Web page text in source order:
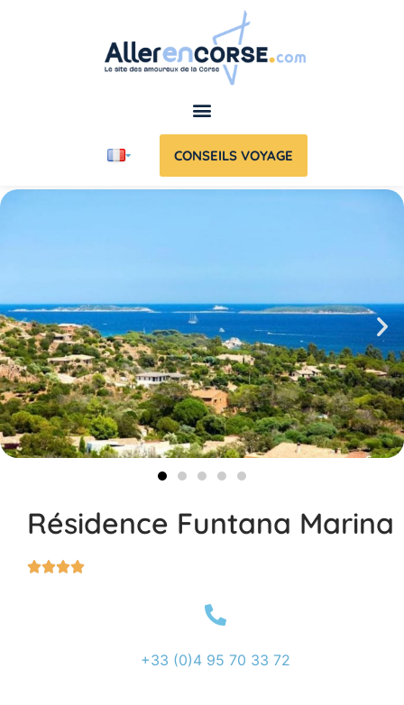
CONSEILS VOYAGE
Résidence Funtana Marina

+33 (0)4 95 70 33 72